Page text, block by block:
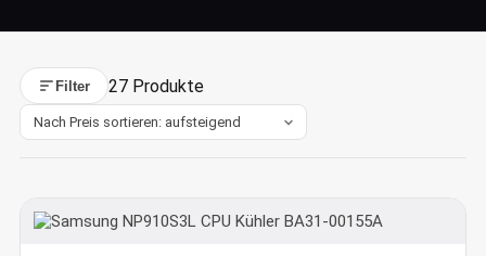
Filter 27 Produkte